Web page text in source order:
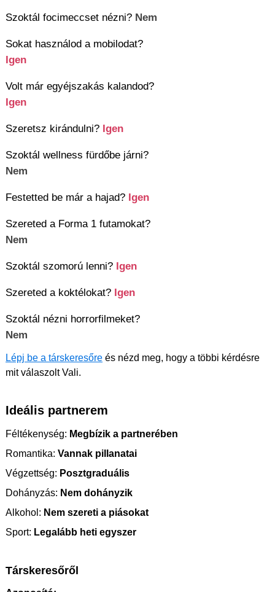
Szoktál focimeccset nézni? Nem
Sokat használod a mobilodat?
Igen
Volt már egyéjszakás kalandod?
Igen
Szeretsz kirándulni? Igen
Szoktál wellness fürdőbe járni?
Nem
Festetted be már a hajad? Igen
Szereted a Forma 1 futamokat?
Nem
Szoktál szomorú lenni? Igen
Szereted a koktélokat? Igen
Szoktál nézni horrorfilmeket?
Nem
Lépj be a társkeresőre és nézd meg, hogy a többi kérdésre
mit válaszolt Vali.
Ideális partnerem
Féltékenység: Megbízik a partnerében
Romantika: Vannak pillanatai
Végzettség: Posztgraduális
Dohányzás: Nem dohányzik
Alkohol: Nem szereti a piásokat
Sport: Legalább heti egyszer
Társkeresőről